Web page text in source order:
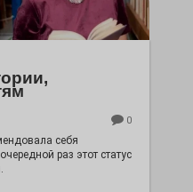
0
себя
раз этот статус